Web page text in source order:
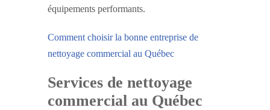
équipements performants.
Comment choisir la bonne entreprise de
nettoyage commercial au Québec
Services de nettoyage
commercial au Québec